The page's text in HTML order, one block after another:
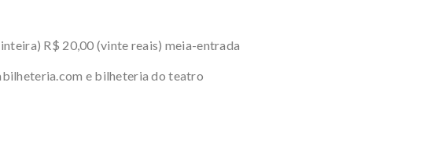
R$ 20,00 (vinte reais) meia-entrada
e bilheteria do teatro